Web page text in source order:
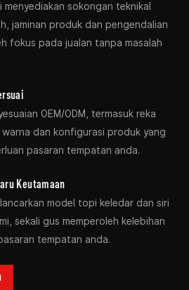
menyediakan sokongan teknikal
jaminan produk dan pengendalian
fokus pada jualan tanpa masalah
OEM/ODM, termasuk reka
dan konfigurasi produk yang
pasaran tempatan anda.
Keutamaan
model topi keledar dan siri
sekali gus memperoleh kelebihan
tempatan anda.